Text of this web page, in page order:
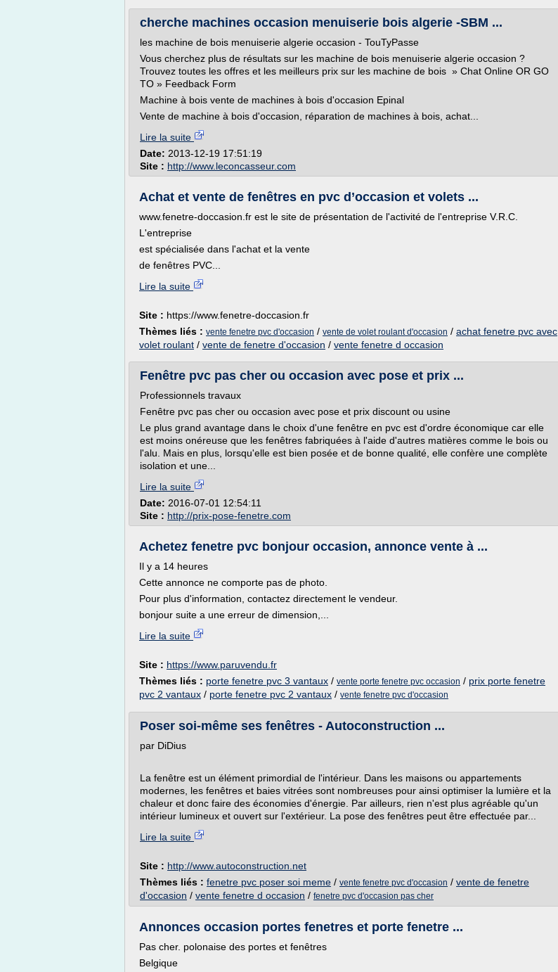
cherche machines occasion menuiserie bois algerie -SBM ...
les machine de bois menuiserie algerie occasion - TouTyPasse
Vous cherchez plus de résultats sur les machine de bois menuiserie algerie occasion ?
Trouvez toutes les offres et les meilleurs prix sur les machine de bois » Chat Online OR GO
TO » Feedback Form
Machine à bois vente de machines à bois d'occasion Epinal
Vente de machine à bois d'occasion, réparation de machines à bois, achat...
Lire la suite
Date: 2013-12-19 17:51:19
Site : http://www.leconcasseur.com
Achat et vente de fenêtres en pvc d’occasion et volets ...
www.fenetre-doccasion.fr est le site de présentation de l'activité de l'entreprise V.R.C.
L'entreprise
est spécialisée dans l'achat et la vente
de fenêtres PVC...
Lire la suite
Site : https://www.fenetre-doccasion.fr
Thèmes liés : vente fenetre pvc d'occasion / vente de volet roulant d'occasion / achat fenetre pvc avec
volet roulant / vente de fenetre d'occasion / vente fenetre d occasion
Fenêtre pvc pas cher ou occasion avec pose et prix ...
Professionnels travaux
Fenêtre pvc pas cher ou occasion avec pose et prix discount ou usine
Le plus grand avantage dans le choix d'une fenêtre en pvc est d'ordre économique car elle
est moins onéreuse que les fenêtres fabriquées à l'aide d'autres matières comme le bois ou
l'alu. Mais en plus, lorsqu'elle est bien posée et de bonne qualité, elle confère une complète
isolation et une...
Lire la suite
Date: 2016-07-01 12:54:11
Site : http://prix-pose-fenetre.com
Achetez fenetre pvc bonjour occasion, annonce vente à ...
Il y a 14 heures
Cette annonce ne comporte pas de photo.
Pour plus d'information, contactez directement le vendeur.
bonjour suite a une erreur de dimension,...
Lire la suite
Site : https://www.paruvendu.fr
Thèmes liés : porte fenetre pvc 3 vantaux / vente porte fenetre pvc occasion / prix porte fenetre
pvc 2 vantaux / porte fenetre pvc 2 vantaux / vente fenetre pvc d'occasion
Poser soi-même ses fenêtres - Autoconstruction ...
par DiDius
La fenêtre est un élément primordial de l'intérieur. Dans les maisons ou appartements
modernes, les fenêtres et baies vitrées sont nombreuses pour ainsi optimiser la lumière et la
chaleur et donc faire des économies d'énergie. Par ailleurs, rien n'est plus agréable qu'un
intérieur lumineux et ouvert sur l'extérieur. La pose des fenêtres peut être effectuée par...
Lire la suite
Site : http://www.autoconstruction.net
Thèmes liés : fenetre pvc poser soi meme / vente fenetre pvc d'occasion / vente de fenetre
d'occasion / vente fenetre d occasion / fenetre pvc d'occasion pas cher
Annonces occasion portes fenetres et porte fenetre ...
Pas cher. polonaise des portes et fenêtres
Belgique